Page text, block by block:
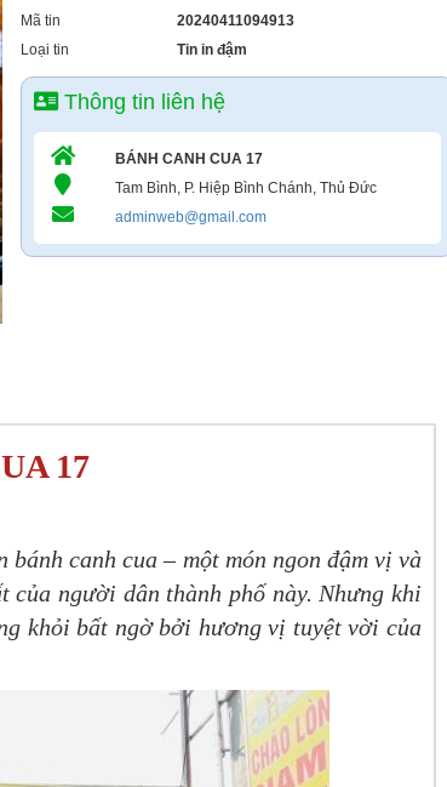
Mã tin
20240411094913
Loại tin
Tin in đậm
Thông tin liên hệ
BÁNH CANH CUA 17
Tam Bình, P. Hiệp Bình Chánh, Thủ Đức
adminweb@gmail.com
17
bánh canh cua – một món ngon đậm vị và
người dân thành phố này. Nhưng khi
khỏi bất ngờ bởi hương vị tuyệt vời của